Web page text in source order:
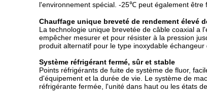
l'environnement spécial. -25℃ peut également être
Chauffage unique breveté de rendement élevé
La technologie unique brevetée de câble coaxial a
empêcher mesurer et pour résister à la pression
produit alternatif pour le type inoxydable
Système réfrigérant fermé, sûr et stable
Points réfrigérants de fuite de système de fluor,
d'équipement et la durée de vie. Le système de
réfrigérante fermée, l'unité dans haut ou les états